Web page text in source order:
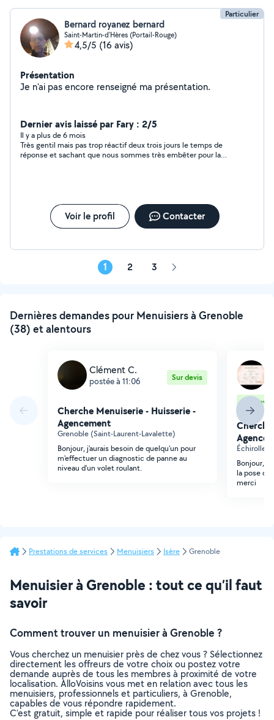
Particulier
Bernard royanez bernard
Saint-Martin-d'Hères (Portail-Rouge)
4,5/5 (16 avis)
Présentation
Je n'ai pas encore renseigné ma présentation.
Dernier avis laissé par Fary : 2/5
Il y a plus de 6 mois
Très gentil mais pas trop réactif deux trois jours le temps de
réponse et sachant que nous sommes très embêter pour la
Voir le profil Contacter
1 2 3 Page
Dernières demandes pour Menuisiers à Grenoble
(38) et alentours
Clément C.
postée à 11:06 Sur devis
Cherche Menuiserie - Huisserie -
Agencement
Grenoble (Saint-Laurent-Lavalette)
Bonjour, j'aurais besoin de quelqu'un pour
m'effectuer un diagnostic de panne au
niveau d'un volet roulant.
Sur devis
Échirolles
Bonjour,
la pose
merci
Prestations de services Menuisiers Isère Grenoble
Menuisier à Grenoble : tout ce qu’il faut
savoir
Comment trouver un menuisier à Grenoble ?
Vous cherchez un menuisier près de chez vous ? Sélectionnez
directement les offreurs de votre choix ou postez votre
demande auprès de tous les membres à proximité de votre
localisation. AlloVoisins vous met en relation avec tous les
menuisiers, professionnels et particuliers, à Grenoble,
capables de vous répondre rapidement.
C’est gratuit, simple et rapide pour réaliser tous vos projets !